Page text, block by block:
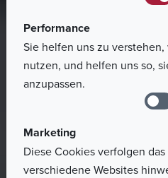
Performance
Sie helfen uns zu
nutzen, und helfen uns so,
anzupassen.
Marketing
Diese Cookies verfolgen
verschiedene Websites